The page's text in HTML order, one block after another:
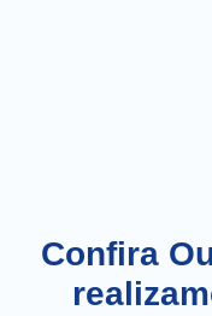
Confira